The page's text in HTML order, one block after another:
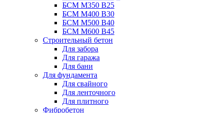
БСМ М350 B25
БСМ М400 B30
БСМ М500 B40
БСМ М600 B45
Строительный бетон
Для забора
Для гаража
Для бани
Для фундамента
Для свайного
Для ленточного
Для плитного
Фибробетон